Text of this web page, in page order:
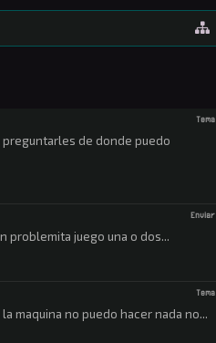
Tema
de donde puedo
Enviar
problemita juego una o dos...
Tema
maquina no puedo hacer nada no...